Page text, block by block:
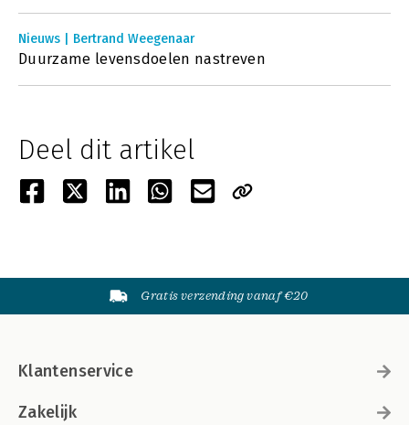
Nieuws | Bertrand Weegenaar
Duurzame levensdoelen nastreven
Deel dit artikel
Gratis verzending vanaf €20
Klantenservice
Zakelijk